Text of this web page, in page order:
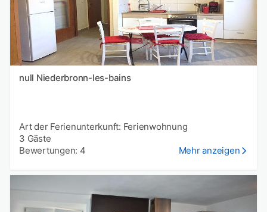
null Niederbronn-les-bains
Art der Ferienunterkunft: Ferienwohnung
3 Gäste
Bewertungen: 4
Mehr anzeigen